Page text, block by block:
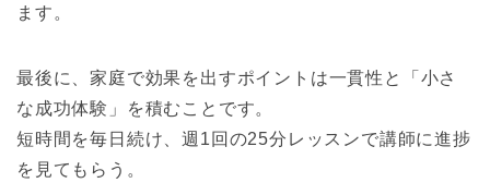
ます。
最後に、家庭で効果を出すポイントは一貫性と「小さ
な成功体験」を積むことです。
短時間を毎日続け、週1回の25分レッスンで講師に進捗
を見てもらう。